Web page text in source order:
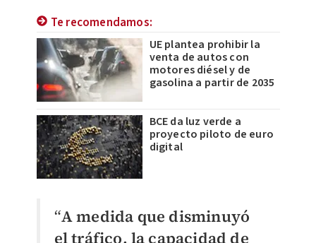
Te recomendamos:
UE plantea prohibir la
venta de autos con
motores diésel y de
gasolina a partir de 2035
BCE da luz verde a
proyecto piloto de euro
digital
“A medida que disminuyó
el tráfico, la capacidad de